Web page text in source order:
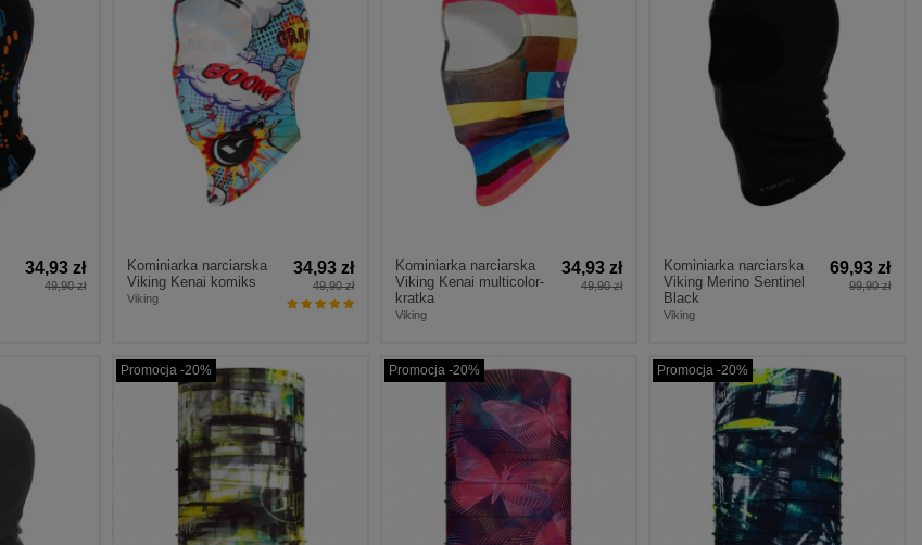
34,93 zł
49,90 zł
Kominiarka narciarska
Viking Kenai komiks
Viking
34,93 zł
49,90 zł
Kominiarka narciarska
Viking Kenai multicolor-
kratka
Viking
34,93 zł
49,90 zł
Kominiarka narciarska
Viking Merino Sentinel
Black
Viking
69,93 zł
99,90 zł
Promocja -20% Promocja -20% Promocja -20%